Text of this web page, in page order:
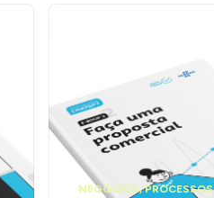
NEGÓCIOS,PROCESSOS